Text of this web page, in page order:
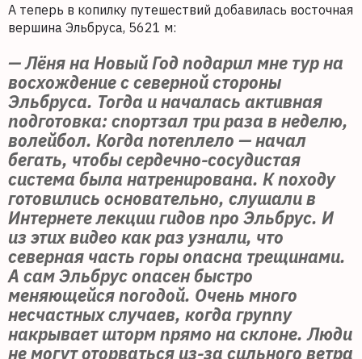
А теперь в копилку путешествий добавилась восточная
вершина Эльбруса, 5621 м:
— Лёня на Новый Год подарил мне тур на
восхождение с северной стороны
Эльбруса. Тогда и началась активная
подготовка: спортзал три раза в неделю,
волейбол. Когда потеплело — начал
бегать, чтобы сердечно-сосудистая
система была натренирована. К походу
готовились основательно, слушали в
Интернете лекции гидов про Эльбрус. И
из этих видео как раз узнали, что
северная часть горы опасна трещинами.
А сам Эльбрус опасен быстро
меняющейся погодой. Очень много
несчастных случаев, когда группу
накрывает шторм прямо на склоне. Люди
не могут оторваться из-за сильного ветра